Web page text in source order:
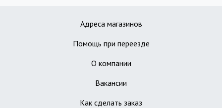
Адреса магазинов
Помощь при переезде
О компании
Вакансии
Как сделать заказ